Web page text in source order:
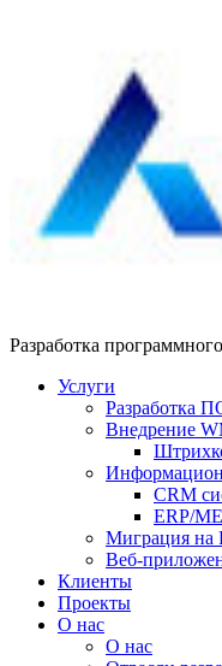
Разработка
Услуги
Разработка
Внедрение
CRM
ERP/
Миграция на
Веб-
Клиенты
Проекты
О нас
О нас